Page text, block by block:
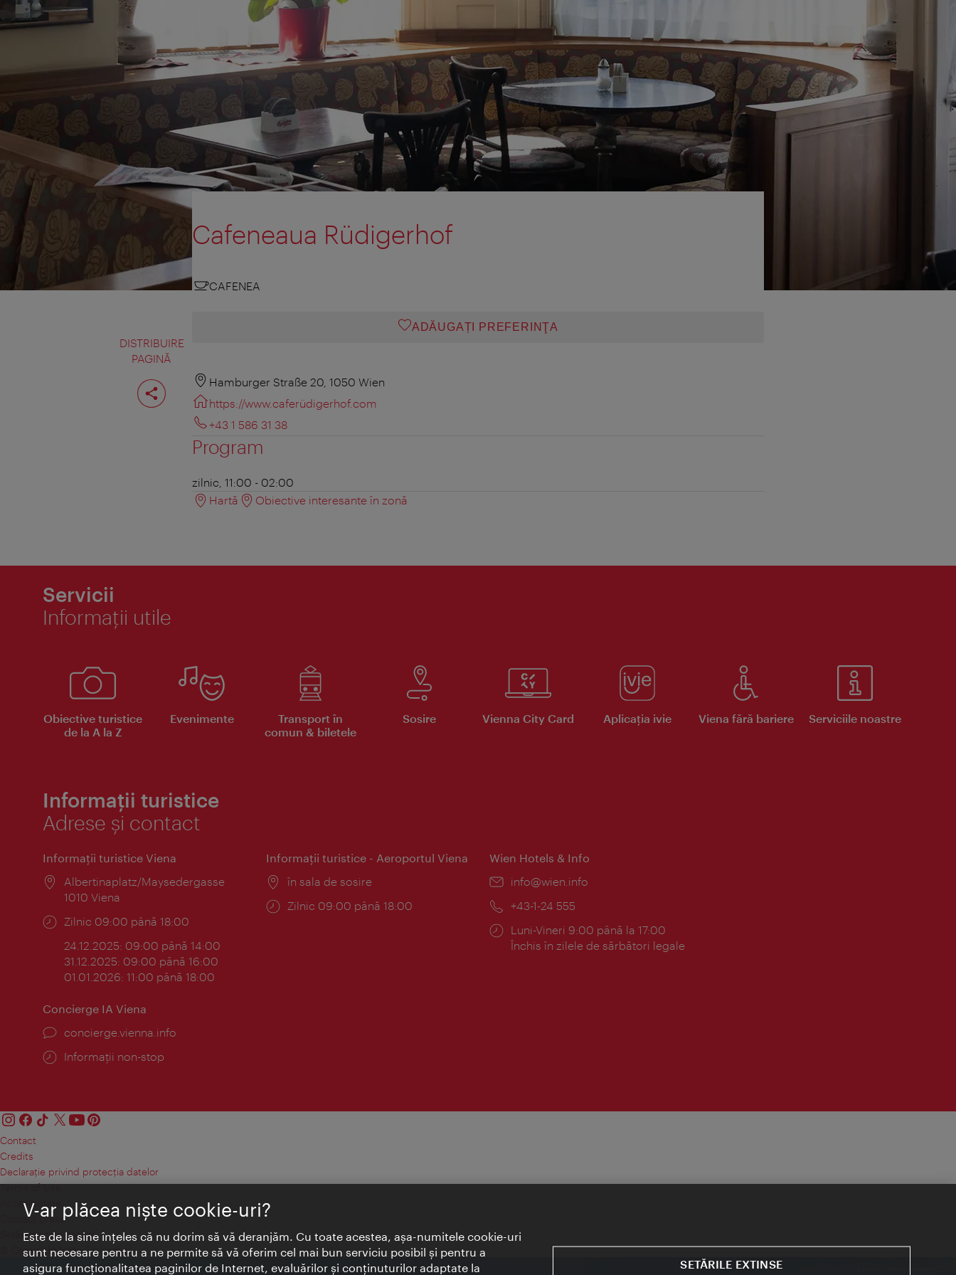
DISTRIBUIRE
PAGINĂ
Distribuiţi
pagina
Cafeneaua Rüdigerhof
CAFENEA
ADĂUGAȚI PREFERINŢA
Hamburger Straße 20, 1050 Wien
https://www.caferüdigerhof.com
+43 1 586 31 38
Program
zilnic, 11:00 - 02:00
Hartă
Obiective interesante în zonă
Servicii
Informaţii utile
Obiective turistice
de la A la Z
Evenimente
Transport în
comun & biletele
Sosire Vienna City Card Aplicaţia ivie Viena fără bariere Serviciile noastre
Informații turistice
Adrese și contact
Informaţii turistice Viena
Locul:
Albertinaplatz/Maysedergasse
1010 Viena
Program:
Zilnic 09:00 până 18:00
24.12.2025: 09:00 până 14:00
31.12.2025: 09:00 până 16:00
01.01.2026: 11:00 până 18:00
Informaţii turistice - Aeroportul Viena
Locul:
în sala de sosire
Program:
Zilnic 09:00 până 18:00
Wien Hotels & Info
E-
info@wien.info
Telefon:
+43-1-24 555
Program:
Luni-Vineri 9:00 până la 17:00
Închis în zilele de sărbători legale
Concierge IA Viena
concierge.vienna.info
Informații non-stop
Contact
Credits
Declaraţie privind protecţia datelor
Terms of Use
Accesibilitate
Contact presa
Setări module cookie
© Copyright Wien Tourismus
V-ar plăcea nişte cookie-uri?
Este de la sine înţeles că nu dorim să vă deranjăm. Cu toate acestea, aşa-numitele cookie-uri
sunt necesare pentru a ne permite să vă oferim cel mai bun serviciu posibil şi pentru a
asigura funcţionalitatea paginilor de Internet, evaluărilor şi conţinuturilor adaptate la
SETĂRILE EXTINSE